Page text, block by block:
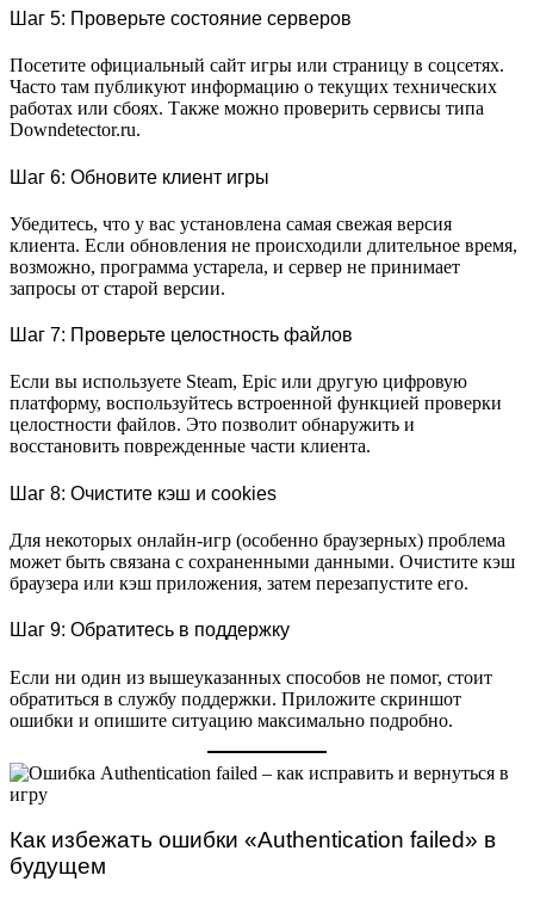
Шаг 5: Проверьте состояние серверов
Посетите официальный сайт игры или страницу в соцсетях.
Часто там публикуют информацию о текущих технических
работах или сбоях. Также можно проверить сервисы типа
Downdetector.ru.
Шаг 6: Обновите клиент игры
Убедитесь, что у вас установлена самая свежая версия
клиента. Если обновления не происходили длительное время,
возможно, программа устарела, и сервер не принимает
запросы от старой версии.
Шаг 7: Проверьте целостность файлов
Если вы используете Steam, Epic или другую цифровую
платформу, воспользуйтесь встроенной функцией проверки
целостности файлов. Это позволит обнаружить и
восстановить поврежденные части клиента.
Шаг 8: Очистите кэш и cookies
Для некоторых онлайн-игр (особенно браузерных) проблема
может быть связана с сохраненными данными. Очистите кэш
браузера или кэш приложения, затем перезапустите его.
Шаг 9: Обратитесь в поддержку
Если ни один из вышеуказанных способов не помог, стоит
обратиться в службу поддержки. Приложите скриншот
ошибки и опишите ситуацию максимально подробно.
Как избежать ошибки «Authentication failed» в
будущем